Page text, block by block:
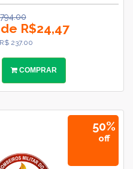
R$24,47
237.00
COMPRAR
50%
off